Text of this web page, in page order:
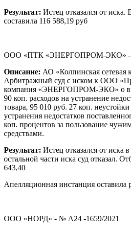
Результат: Истец отказался от иска.
составила 116 588,19 руб
ООО «ПТК «ЭНЕРГОПРОМ-ЭКО» -
Описание: АО «Колпинская сетевая
Арбитражный суд с иском к ООО
компания «ЭНЕРГОПРОМ-ЭКО» о
90 коп. расходов на устранение
товара, 95 010 руб. 27 коп.
устранения недостатков
коп. процентов за пользование
средствами.
Результат: Истец отказался от иска
остальной части иска суд отказал.
643,40
Апелляционная инстанция оставила
ООО «НОРД» - № А24 -1659/2021